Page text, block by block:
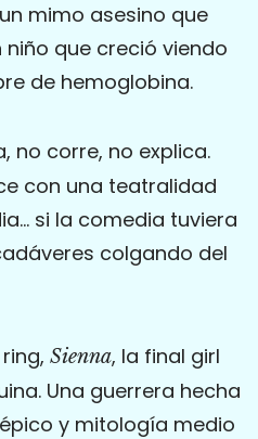
mimo asesino que
que creció viendo
de hemoglobina.
no corre, no explica.
con una teatralidad
si la comedia tuviera
colgando del
Sienna, la final girl
Una guerrera hecha
y mitología medio